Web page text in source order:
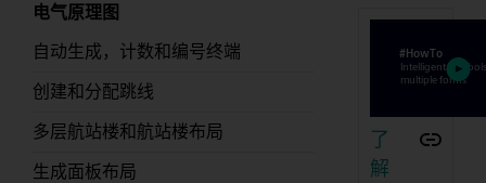
电气原理图
自动生成，计数和编号终端
创建和分配跳线
多层航站楼和航站楼布局
生成面板布局
了
解